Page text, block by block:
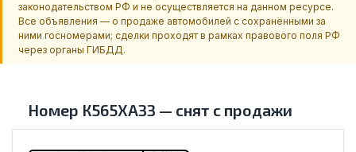
законодательством РФ и не осуществляется на данном ресурсе.
Все объявления — о продаже автомобилей с сохранёнными за
ними госномерами; сделки проходят в рамках правового поля РФ
через органы ГИБДД.
Номер К565ХА33 — снят с продажи